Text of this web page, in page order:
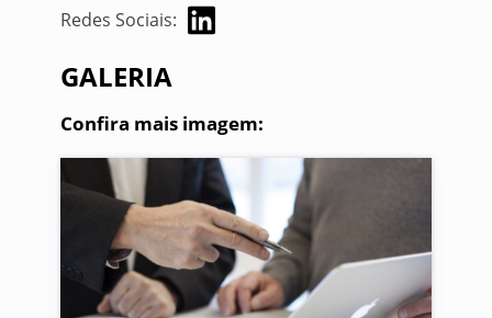
Redes Sociais:
GALERIA
Confira mais imagem: